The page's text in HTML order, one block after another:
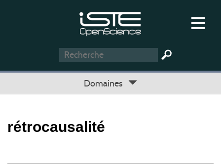
Domaines
rétrocausalité